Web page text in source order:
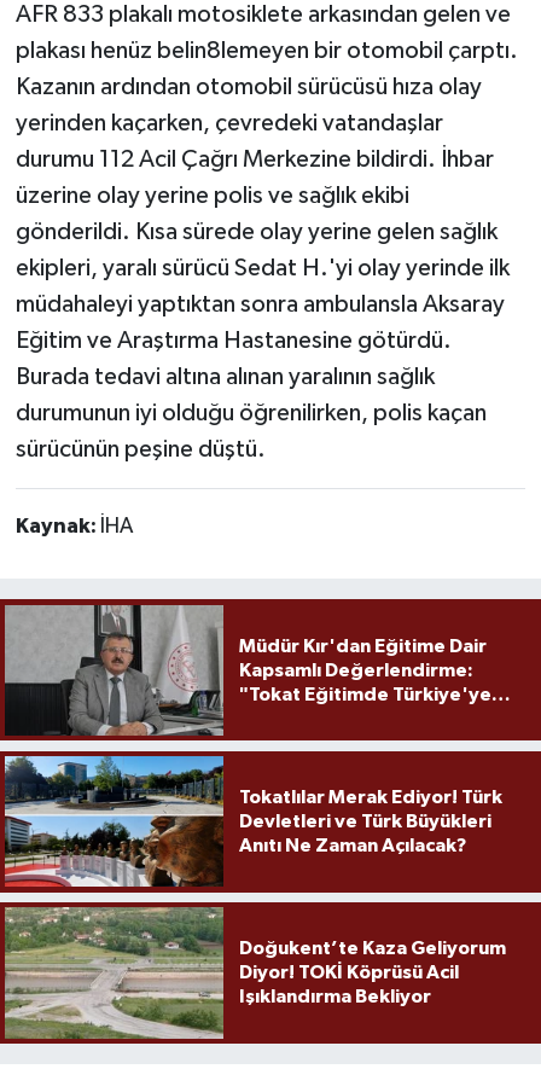
AFR 833 plakalı motosiklete arkasından gelen ve
plakası henüz belin8lemeyen bir otomobil çarptı.
Kazanın ardından otomobil sürücüsü hıza olay
yerinden kaçarken, çevredeki vatandaşlar
durumu 112 Acil Çağrı Merkezine bildirdi. İhbar
üzerine olay yerine polis ve sağlık ekibi
gönderildi. Kısa sürede olay yerine gelen sağlık
ekipleri, yaralı sürücü Sedat H.'yi olay yerinde ilk
müdahaleyi yaptıktan sonra ambulansla Aksaray
Eğitim ve Araştırma Hastanesine götürdü.
Burada tedavi altına alınan yaralının sağlık
durumunun iyi olduğu öğrenilirken, polis kaçan
sürücünün peşine düştü.
Kaynak: İHA
Müdür Kır'dan Eğitime Dair
Kapsamlı Değerlendirme:
"Tokat Eğitimde Türkiye'ye
Tokatlılar Merak Ediyor! Türk
Devletleri ve Türk Büyükleri
Anıtı Ne Zaman Açılacak?
Doğukent’te Kaza Geliyorum
Diyor! TOKİ Köprüsü Acil
Işıklandırma Bekliyor